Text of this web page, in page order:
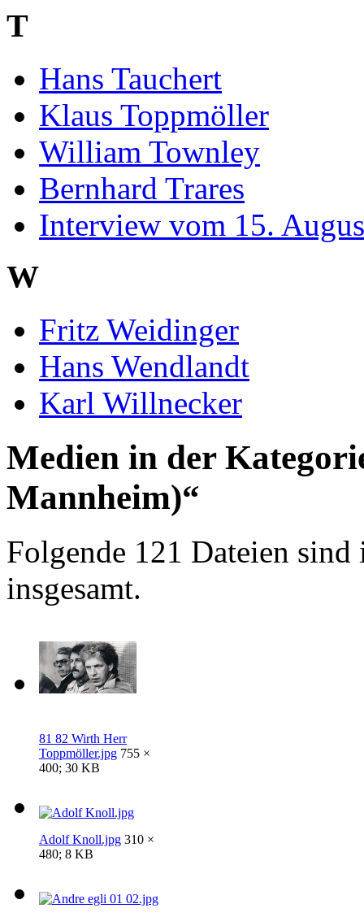
T
Hans Tauchert
Klaus Toppmöller
William Townley
Bernhard Trares
Interview vom 15.
W
Fritz Weidinger
Hans Wendlandt
Karl Willnecker
Medien in der
Mannheim)“
Folgende 121 Dateien
insgesamt.
81 82 Wirth Herr
Toppmöller.jpg 755 ×
400; 30 KB
Adolf Knoll.jpg 310 ×
480; 8 KB